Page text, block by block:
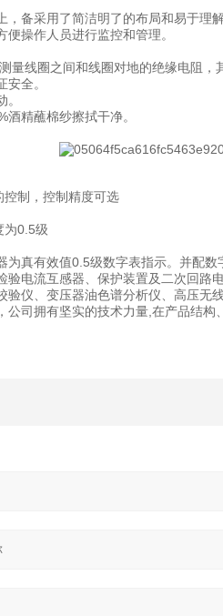
备采用了简洁明了的布局和易于
操作人员进行监控和管理。
量线圈之间和线圈对地的绝缘电阻，
全。
精蘸棉纱擦拭干净。
制，控制精度可选
为0.5级
真有效值0.5级数字表指示。并配
电流互感器、保护装置及二次回路电
仪、变压器油色谱分析仪、高压
司拥有坚实的技术力量,在产品结